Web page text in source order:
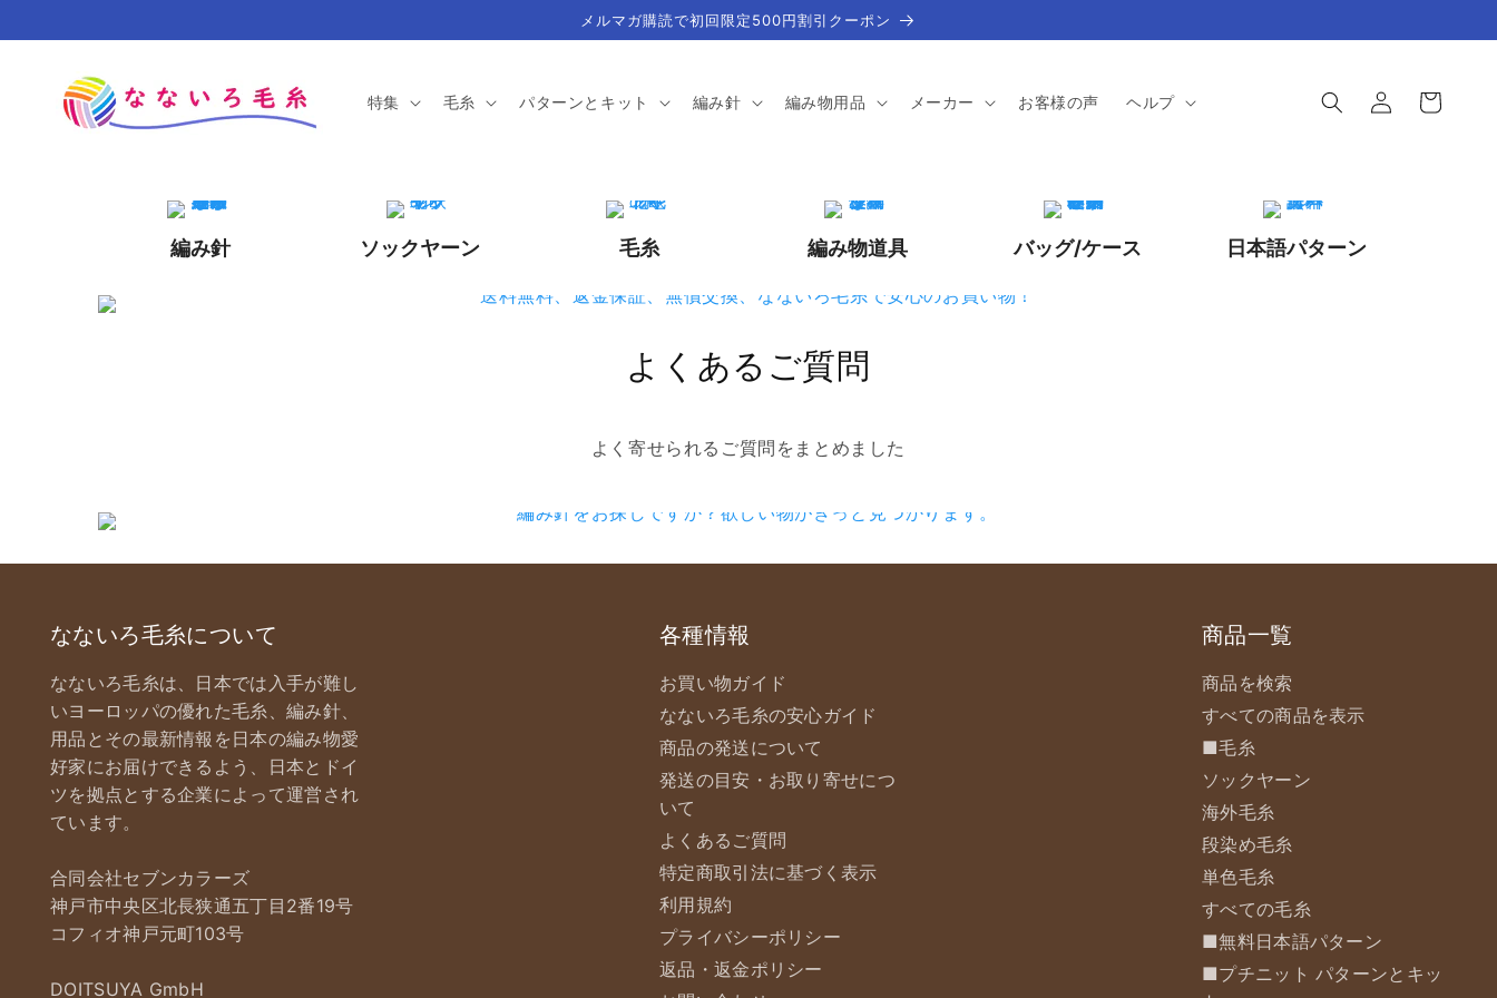
進む
メルマガ購読で初回限定500円割引クーポン
特集 毛糸 パターンとキット 編み針 編み物用品 メーカー お客様の声 ヘルプ
グ
イ
ー
編み針 ソックヤーン 毛糸 編み物道具 バッグ/ケース 日本語パターン
よくあるご質問
よく寄せられるご質問をまとめました
なないろ毛糸について
なないろ毛糸は、日本では入手が難し
いヨーロッパの優れた毛糸、編み針、
用品とその最新情報を日本の編み物愛
好家にお届けできるよう、日本とドイ
ツを拠点とする企業によって運営され
ています。
合同会社セブンカラーズ
神戸市中央区北長狭通五丁目2番19号
コフィオ神戸元町103号
DOITSUYA GmbH
各種情報
お買い物ガイド
なないろ毛糸の安心ガイド
商品の発送について
発送の目安・お取り寄せにつ
いて
よくあるご質問
特定商取引法に基づく表示
利用規約
プライバシーポリシー
返品・返金ポリシー
商品一覧
商品を検索
すべての商品を表示
■毛糸
ソックヤーン
海外毛糸
段染め毛糸
単色毛糸
すべての毛糸
■無料日本語パターン
■プチニット パターンとキッ